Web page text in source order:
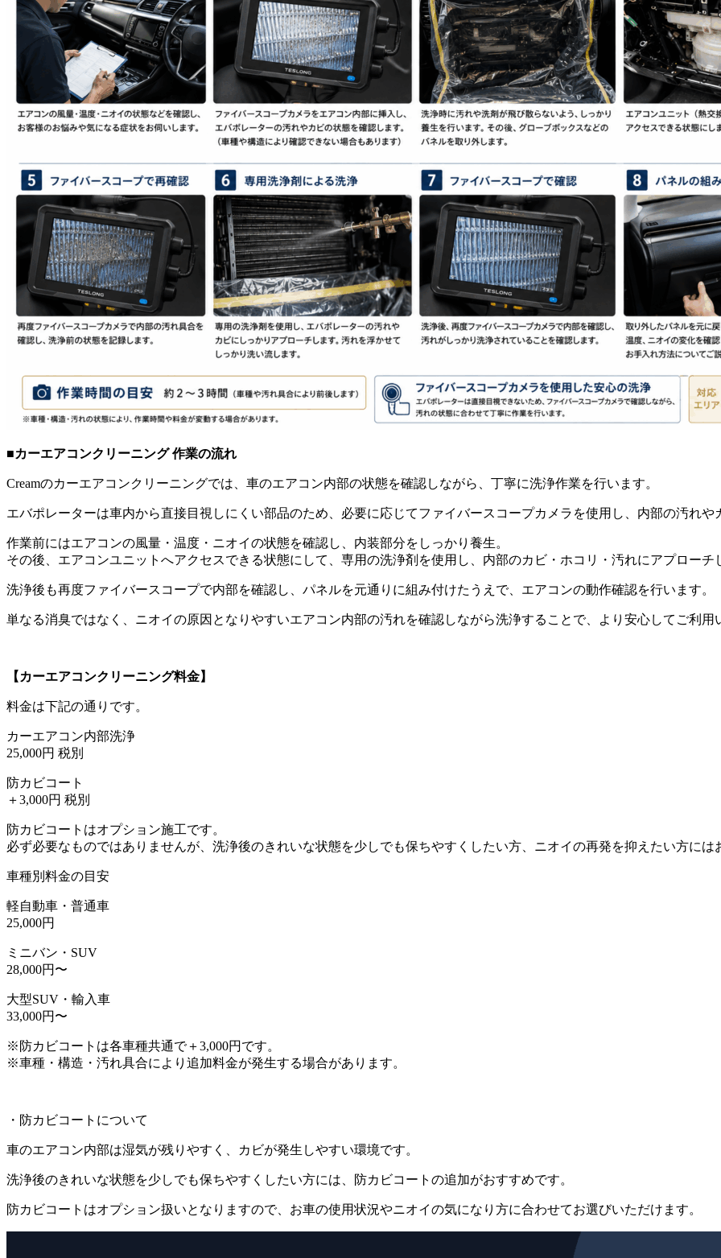
■カーエアコンクリーニング 作業の流れ
Creamのカーエアコンクリーニングでは、車のエアコン内部の状態を確認しながら、丁寧に洗浄作業を行います。
エバポレーターは車内から直接目視しにくい部品のため、必要に応じてファイバースコープカメラを使用し、内部の汚れ
作業前にはエアコンの風量・温度・ニオイの状態を確認し、内装部分をしっかり養生。
その後、エアコンユニットへアクセスできる状態にして、専用の洗浄剤を使用し、内部のカビ・ホコリ・汚れにアプローチ
洗浄後も再度ファイバースコープで内部を確認し、パネルを元通りに組み付けたうえで、エアコンの動作確認を行います。
単なる消臭ではなく、ニオイの原因となりやすいエアコン内部の汚れを確認しながら洗浄することで、より安心してご利
【カーエアコンクリーニング料金】
料金は下記の通りです。
カーエアコン内部洗浄
25,000円 税別
防カビコート
＋3,000円 税別
防カビコートはオプション施工です。
必ず必要なものではありませんが、洗浄後のきれいな状態を少しでも保ちやすくしたい方、ニオイの再発を抑えたい方には
車種別料金の目安
軽自動車・普通車
25,000円
ミニバン・SUV
28,000円〜
大型SUV・輸入車
33,000円〜
※防カビコートは各車種共通で＋3,000円です。
※車種・構造・汚れ具合により追加料金が発生する場合があります。
・防カビコートについて
車のエアコン内部は湿気が残りやすく、カビが発生しやすい環境です。
洗浄後のきれいな状態を少しでも保ちやすくしたい方には、防カビコートの追加がおすすめです。
防カビコートはオプション扱いとなりますので、お車の使用状況やニオイの気になり方に合わせてお選びいただけます。